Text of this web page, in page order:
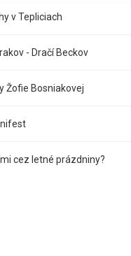
v Tepliciach
- Dračí Beckov
Žofie Bosniakovej
cez letné prázdniny?